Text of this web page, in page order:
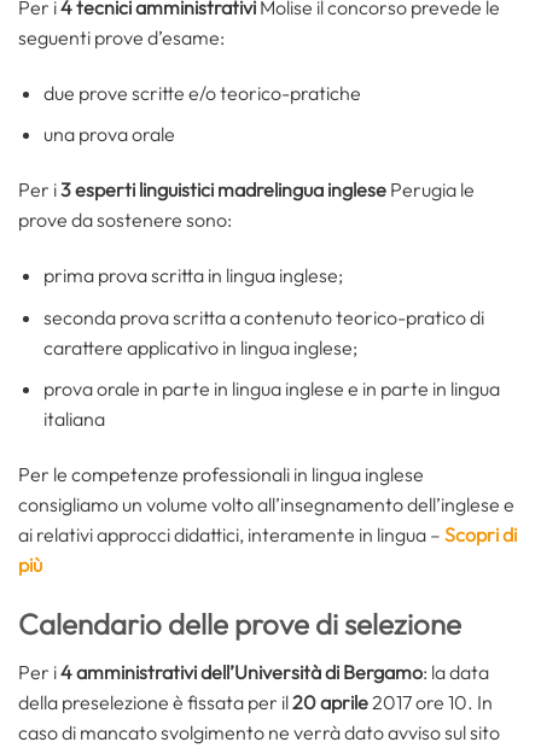
Per i4 tecnici amministrativi Molise il concorso prevede le
seguenti prove d’esame:
due prove scritte e/o teorico-pratiche
una prova orale
Per i3 esperti linguistici madrelingua inglese Perugia le
prove da sostenere sono:
prima prova scritta in lingua inglese;
seconda prova scritta a contenuto teorico-pratico di
carattere applicativo in lingua inglese;
prova orale in parte in lingua inglese e in parte in lingua
italiana
Per le competenze professionali in lingua inglese
consigliamo un volume volto all’insegnamento dell’inglese e
ai relativi approcci didattici, interamente in lingua – Scopri di
più
Calendario delle prove di selezione
Per i4 amministrativi dell’Università di Bergamo: la data
della preselezione è fissata per il20 aprile 2017 ore 10. In
caso di mancato svolgimento ne verrà dato avviso sul sito